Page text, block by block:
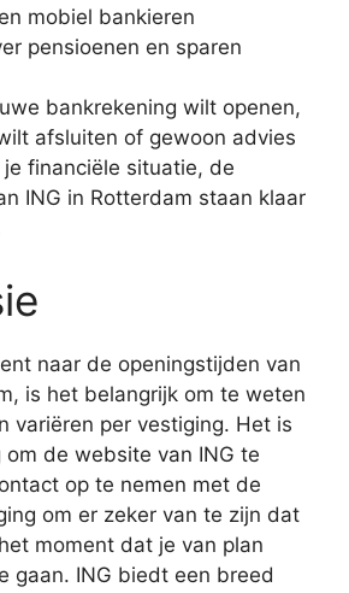
mobiel bankieren
pensioenen en sparen
bankrekening wilt openen,
afsluiten of gewoon advies
financiële situatie, de
ING in Rotterdam staan klaar
naar de openingstijden van
is het belangrijk om te weten
variëren per vestiging. Het is
de website van ING te
op te nemen met de
om er zeker van te zijn dat
moment dat je van plan
gaan. ING biedt een breed